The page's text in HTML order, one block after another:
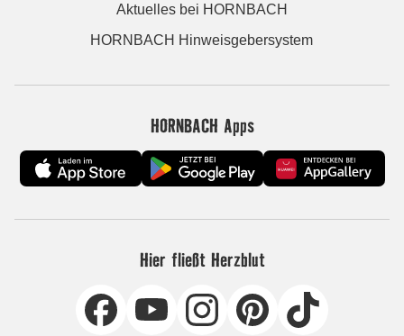
Aktuelles bei HORNBACH
HORNBACH Hinweisgebersystem
HORNBACH Apps
Hier fließt Herzblut